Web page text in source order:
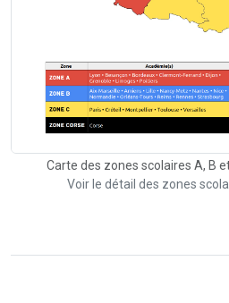
Carte des zones scolaires A, B
Voir le détail des zones